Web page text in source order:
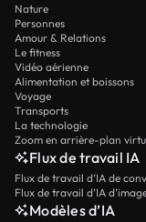
Nature
Personnes
Amour & Relations
Le fitness
Vidéo aérienne
Alimentation et boissons
Voyage
Transports
La technologie
Zoom en arrière-plan
Flux de travail IA
Flux de travail d’IA de
Flux de travail d’IA
Modèles d’IA